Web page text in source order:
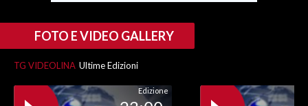
ANNUNCI
NECROLOGI
SPIAGGE
STORE
FOTO E VIDEO GALLERY
TG VIDEOLINA Ultime Edizioni
Edizione